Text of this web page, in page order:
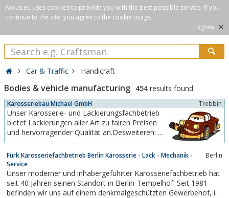
Axxus.eu uses cookies to provide you with the best possible service. If you
continue to the site, you agree to the cookie usage.
I agree. ×
Car & Traffic Handicraft
Bodies & vehicle manufacturing 454 results found
Karosseriebau Michael GmbH Trebbin
Unser Karosserie- und Lackierungsfachbetrieb
bietet Lackierungen aller Art zu fairen Preisen
und hervorragender Qualität an.Desweiteren: Als
autorisierter Fachhändler der Trebbiner
Fahrzeugfabrik GmbH bieten wir Ihnen
Fahrzeuganhänger mit einem unschlagbaren
Preis-/ Leistungsverhältnis.Aber überzeugen Sie
sich selbst....
Fürk Karosseriefachbetrieb Berlin Karosserie - Lack - Mechanik -
Service
Berlin
Unser moderner und inhabergeführter Karosseriefachbetrieb hat
seit 40 Jahren seinen Standort in Berlin-Tempelhof. Seit 1981
befinden wir uns auf einem denkmalgeschützten Gewerbehof, in